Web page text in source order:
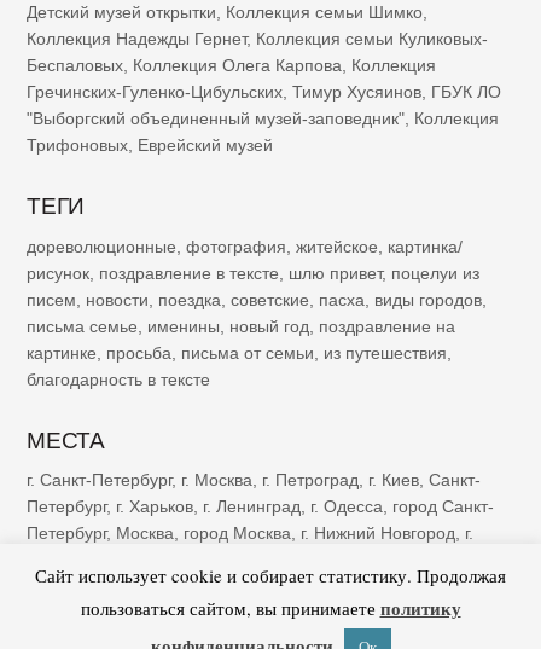
Детский музей открытки Коллекция семьи Шимко
Коллекция Надежды Гернет, Коллекция семьи Куликовых-
Беспаловых Коллекция Олега Карпова
Коллекция
Гречинских-Гуленко-Цибульских Тимур Хусяинов ГБУК ЛО
"Выборгский объединенный музей-заповедник" Коллекция
Трифоновых Еврейский музей
ТЕГИ
дореволюционные фотография житейское
картинка/
рисунок поздравление в тексте шлю привет, поцелуи из
писем
новости поездка советские пасха виды городов
письма семье
именины новый год
поздравление на
картинке
просьба письма от семьи из путешествия
благодарность в тексте
МЕСТА
г. Санкт-Петербург, г. Москва, г. Петроград, г. Киев, Санкт-
Петербург, г. Харьков, г. Ленинград, г. Одесса, город Санкт-
Петербург, Москва, город Москва, г. Нижний Новгород, г.
Тифлис,г. Ростов-на-Дону
Сайт использует cookie и собирает статистику. Продолжая
пользоваться сайтом, вы принимаете политику